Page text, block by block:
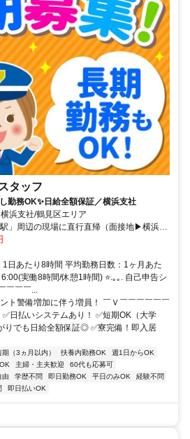
タッフ
勤務OK✨日給全額保証／横浜支社
浜支社/鶴見区エリア
」周辺の現場に直行直帰（面接地▶横浜駅
日あたり8時間 平均勤務日数：1ヶ月あた
実働8時間/休憩1時間) ⭐.｡｡. 自己申告シ
￣￣￣...
ト警備増加に伴う増員！ ￣Ｖ￣￣￣￣￣￣
日払いシステムあり！ ✅短期OK（大学
りでも日給全額保証◎ ✅寮完備！即入居
期（3ヵ月以内） 扶養内勤務OK
週1日からOK
主婦・主夫歓迎
60代も応募可
由 学歴不問 即日勤務OK 平日のみOK
経験不問
即日払いOK